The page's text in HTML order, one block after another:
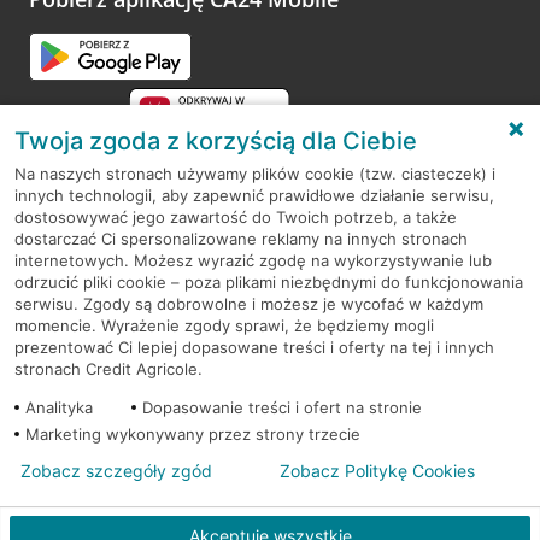
RODO
Regulamin serwisu
Mapa serwisu
PolitykaCookies
© 2026 Credit Agricole Bank Polska S.A. Wszelkie prawa zastrzeżone
Twoja zgoda z korzyścią dla Ciebie
Na naszych stronach używamy plików cookie (tzw. ciasteczek) i
innych technologii, aby zapewnić prawidłowe działanie serwisu,
dostosowywać jego zawartość do Twoich potrzeb, a także
dostarczać Ci spersonalizowane reklamy na innych stronach
internetowych. Możesz wyrazić zgodę na wykorzystywanie lub
odrzucić pliki cookie – poza plikami niezbędnymi do funkcjonowania
serwisu. Zgody są dobrowolne i możesz je wycofać w każdym
momencie. Wyrażenie zgody sprawi, że będziemy mogli
prezentować Ci lepiej dopasowane treści i oferty na tej i innych
stronach Credit Agricole.
Analityka
Dopasowanie treści i ofert na stronie
Marketing wykonywany przez strony trzecie
Akceptuję wszystkie
Zobacz szczegóły zgód Zobacz Politykę Cookies